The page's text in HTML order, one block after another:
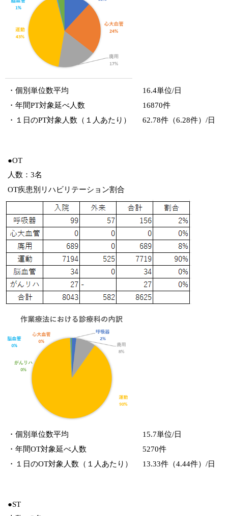
・個別単位数平均
16.4単位/日
・年間PT対象延べ人数
16870件
・１日のPT対象人数（１人あたり）
62.78件（6.28件）/日
●OT
人数：3名
OT疾患別リハビリテーション割合
・個別単位数平均
15.7単位/日
・年間OT対象延べ人数
5270件
・１日のOT対象人数（１人あたり）
13.33件（4.44件）/日
●ST